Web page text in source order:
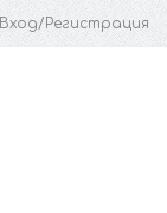
Вход/Регистрация